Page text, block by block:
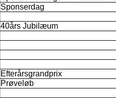
Sponserdag
40års Jubilæum
Efterårsgrandprix
Prøveløb